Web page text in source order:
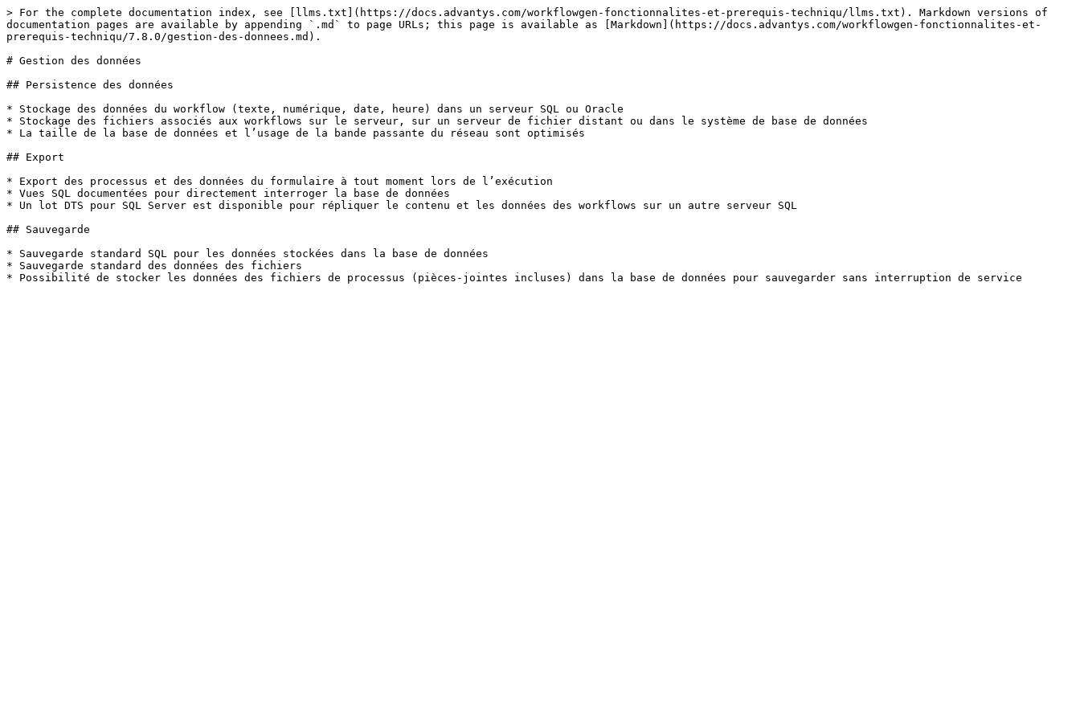
> For the complete documentation index, see [llms.txt](https://docs.advantys.com/workflowgen-fonctionnalites-et-prerequis-techniqu/llms.txt). Markdown versions of
documentation pages are available by appending `.md` to page URLs; this page is available as [Markdown](https://docs.advantys.com/workflowgen-fonctionnalites-et-
prerequis-techniqu/7.8.0/gestion-des-donnees.md).
# Gestion des données
## Persistence des données
* Stockage des données du workflow (texte, numérique, date, heure) dans un serveur SQL ou Oracle
* Stockage des fichiers associés aux workflows sur le serveur, sur un serveur de fichier distant ou dans le système de base de données
* La taille de la base de données et l’usage de la bande passante du réseau sont optimisés
## Export
* Export des processus et des données du formulaire à tout moment lors de l’exécution
* Vues SQL documentées pour directement interroger la base de données
* Un lot DTS pour SQL Server est disponible pour répliquer le contenu et les données des workflows sur un autre serveur SQL
## Sauvegarde
* Sauvegarde standard SQL pour les données stockées dans la base de données
* Sauvegarde standard des données des fichiers